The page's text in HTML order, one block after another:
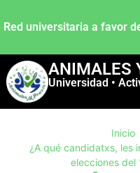
Red universitaria a favor
ANIMALES
Universidad •
Inicio
¿A qué candidatxs, les
elecciones del